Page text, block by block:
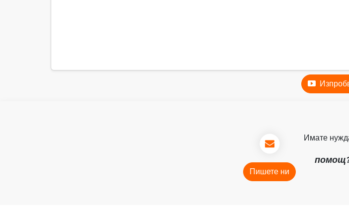
Пишете ни
Имате